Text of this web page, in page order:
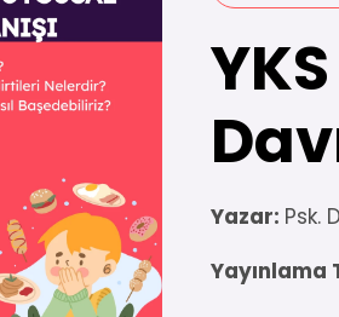
Yazar: Psk.
Yayınlama